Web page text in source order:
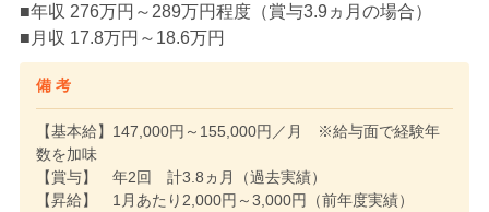
■年収 276万円～289万円程度（賞与3.9ヵ月の場合）
■月収 17.8万円～18.6万円
備 考
【基本給】147,000円～155,000円／月 ※給与面で経験年
数を加味
【賞与】 年2回 計3.8ヵ月（過去実績）
【昇給】 1月あたり2,000円～3,000円（前年度実績）